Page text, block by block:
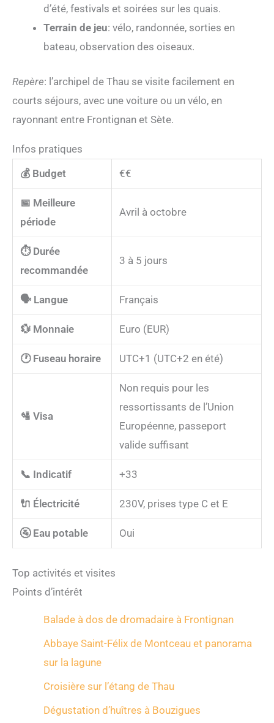
d’été, festivals et soirées sur les quais.
Terrain de jeu: vélo, randonnée, sorties en
bateau, observation des oiseaux.
Repère: l’archipel de Thau se visite facilement en
courts séjours, avec une voiture ou un vélo, en
rayonnant entre Frontignan et Sète.
Infos pratiques
💰 Budget
€€
📅 Meilleure
période
Avril à octobre
⏱️ Durée
recommandée
3 à 5 jours
🗣️ Langue Français
💱 Monnaie Euro (EUR)
🕐 Fuseau horaire UTC+1 (UTC+2 en été)
🛂 Visa
Non requis pour les
ressortissants de l’Union
Européenne, passeport
valide suffisant
📞 Indicatif +33
🔌 Électricité 230V, prises type C et E
🚰 Eau potable Oui
Top activités et visites
Points d’intérêt
Balade à dos de dromadaire à Frontignan
Abbaye Saint-Félix de Montceau et panorama
sur la lagune
Croisière sur l’étang de Thau
Dégustation d’huîtres à Bouzigues